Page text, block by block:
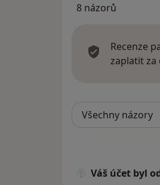
8 názorů
Recenze
zaplatit za
Váš účet byl